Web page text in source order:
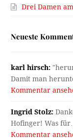
Drei Damen
Neueste
karl hirsch:
Damit man
Kommentar
Ingrid Stolz:
Hofinger! Was
Kommentar